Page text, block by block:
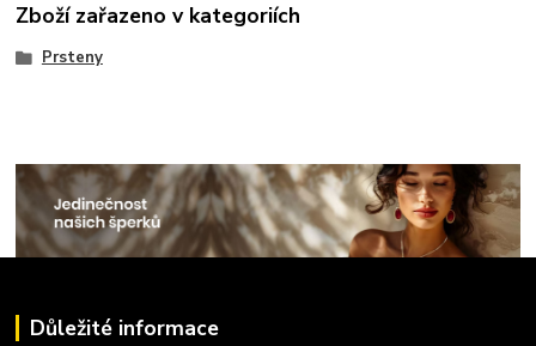
Zboží zařazeno v kategoriích
Prsteny
Důležité informace